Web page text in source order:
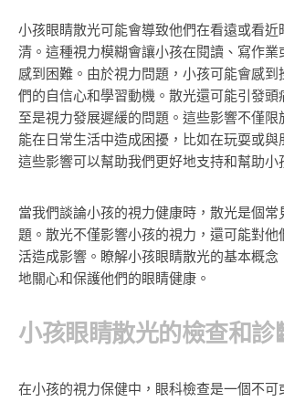
小孩眼睛散光可能會導致他們在看遠或看近
清。這種視力模糊會讓小孩在閱讀、寫作業
感到困難。由於視力問題，小孩可能會感到
們的自信心和學習動機。散光還可能引發頭
至是視力發展遲緩的問題。這些影響不僅限
能在日常生活中造成困擾，比如在玩耍或與
這些影響可以幫助我們更好地支持和幫助小
當我們談論小孩的視力健康時，散光是個常
題。散光不僅影響小孩的視力，還可能對他
活造成影響。瞭解小孩眼睛散光的基本概念
地關心和保護他們的眼睛健康。
小孩眼睛散光的檢查和診
在小孩的視力保健中，眼科檢查是一個不可